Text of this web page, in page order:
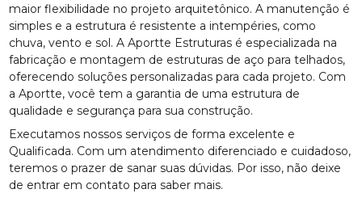
maior flexibilidade no projeto arquitetônico. A manutenção é
simples e a estrutura é resistente a intempéries, como
chuva, vento e sol. A Aportte Estruturas é especializada na
fabricação e montagem de estruturas de aço para telhados,
oferecendo soluções personalizadas para cada projeto. Com
a Aportte, você tem a garantia de uma estrutura de
qualidade e segurança para sua construção.
Executamos nossos serviços de forma excelente e
Qualificada. Com um atendimento diferenciado e cuidadoso,
teremos o prazer de sanar suas dúvidas. Por isso, não deixe
de entrar em contato para saber mais.